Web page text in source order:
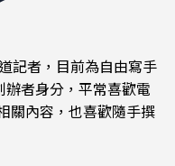
記者，目前為自由寫手
者身分，平常喜歡電
關內容，也喜歡隨手撰